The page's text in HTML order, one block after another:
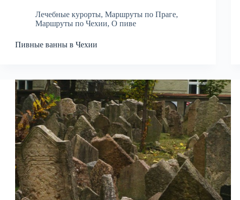
Лечебные курорты, Маршруты по Праге,
Маршруты по Чехии, О пиве
Пивные ванны в Чехии